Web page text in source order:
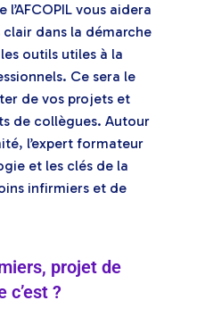
vous aidera
dans la démarche
outils utiles à la
Ce sera le
de vos projets et
de collègues. Autour
l’expert formateur
et les clés de la
infirmiers et de
projet de
c’est ?